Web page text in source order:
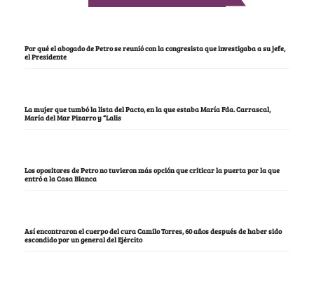
Por qué el abogado de Petro se reunió con la congresista que investigaba a su jefe,
el Presidente
La mujer que tumbó la lista del Pacto, en la que estaba María Fda. Carrascal,
María del Mar Pizarro y “Lalis
Los opositores de Petro no tuvieron más opción que criticar la puerta por la que
entró a la Casa Blanca
Así encontraron el cuerpo del cura Camilo Torres, 60 años después de haber sido
escondido por un general del Ejército